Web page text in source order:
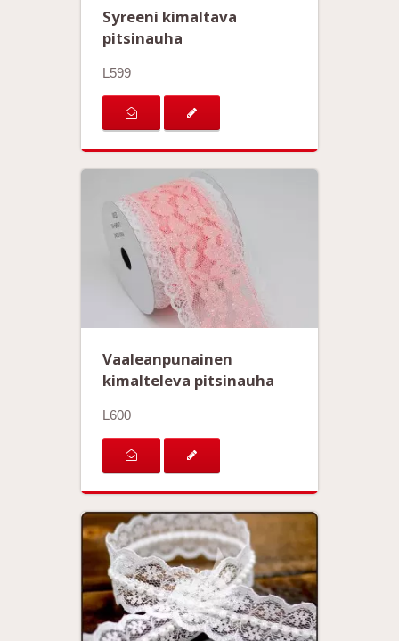
Syreeni kimaltava
pitsinauha
L599
Vaaleanpunainen
kimalteleva pitsinauha
L600